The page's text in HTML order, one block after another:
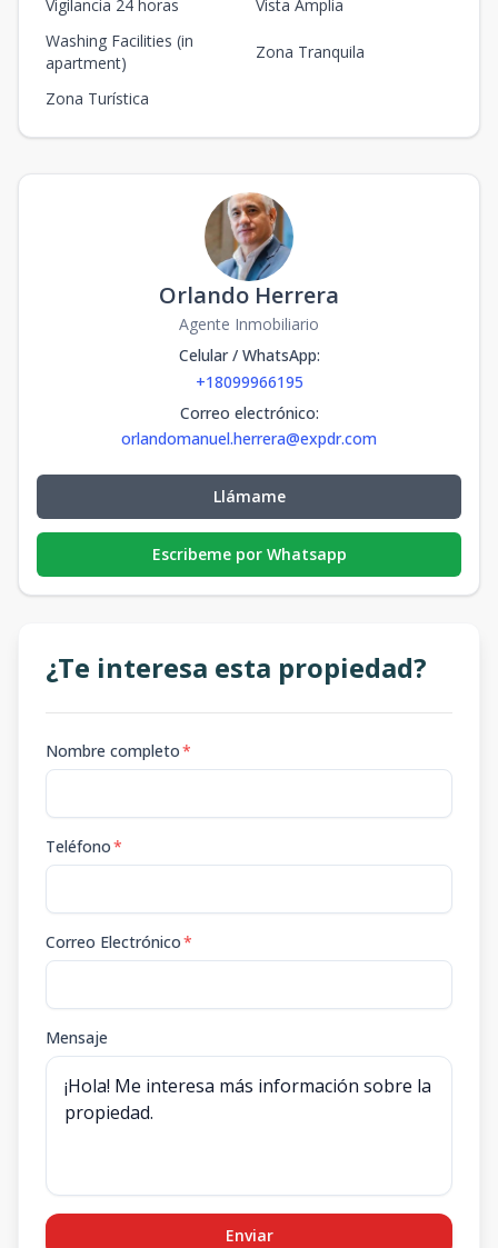
Vigilancia 24 horas
Vista Amplia
Washing Facilities (in
apartment)
Zona Tranquila
Zona Turística
Orlando Herrera
Agente Inmobiliario
Celular / WhatsApp:
+18099966195
Correo electrónico:
orlandomanuel.herrera@expdr.com
Llámame
Escribeme por Whatsapp
¿Te interesa esta propiedad?
Nombre completo*
Teléfono*
Correo Electrónico*
Mensaje
Enviar